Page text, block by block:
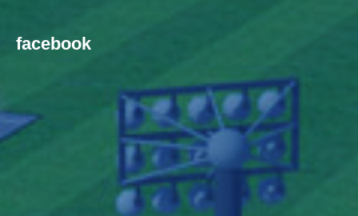
facebook